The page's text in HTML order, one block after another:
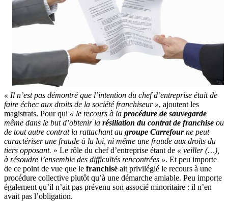
« Il n’est pas démontré que l’intention du chef d’entreprise était de
faire échec aux droits de la société franchiseur », ajoutent les
magistrats. Pour qui « le recours à la procédure de sauvegarde
même dans le but d’obtenir la résiliation du contrat de franchise ou
de tout autre contrat la rattachant au groupe Carrefourne peut
caractériser une fraude à la loi, ni même une fraude aux droits du
tiers opposant. » Le rôle du chef d’entreprise étant de « veiller (…),
à résoudre l’ensemble des difficultés rencontrées ». Et peu importe
de ce point de vue que le franchisé ait privilégié le recours à une
procédure collective plutôt qu’à une démarche amiable. Peu importe
également qu’il n’ait pas prévenu son associé minoritaire : il n’en
avait pas l’obligation.